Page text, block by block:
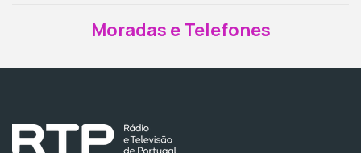
Moradas e Telefones